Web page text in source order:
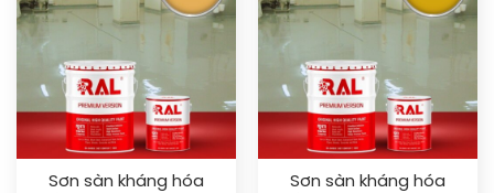
Sơn sàn kháng hóa
Sơn sàn kháng hóa